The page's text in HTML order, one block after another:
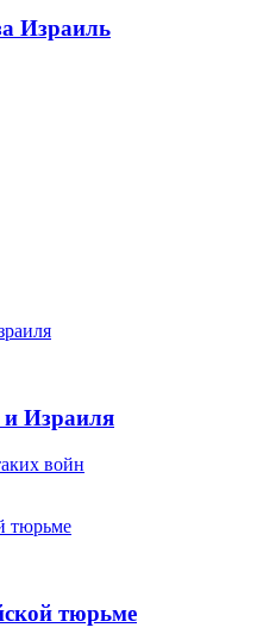
Израиль
Израиля
войн
тюрьме